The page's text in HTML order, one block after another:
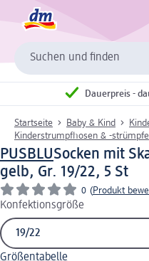
Suchen und finden
Dauerpreis -
Startseite Baby & Kind
Kinderstrumpfhosen & -strümpfe
PUSBLUSocken mit
gelb, Gr. 19/22, 5 St
0 (Produkt
Konfektionsgröße
Größentabelle